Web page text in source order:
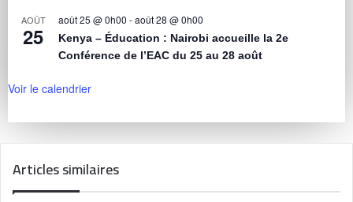
AOÛT
25
août 25 @ 0h00 -août 28 @ 0h00
Kenya – Éducation : Nairobi accueille la 2e
Conférence de l’EAC du 25 au 28 août
Voir le calendrier
Articles similaires